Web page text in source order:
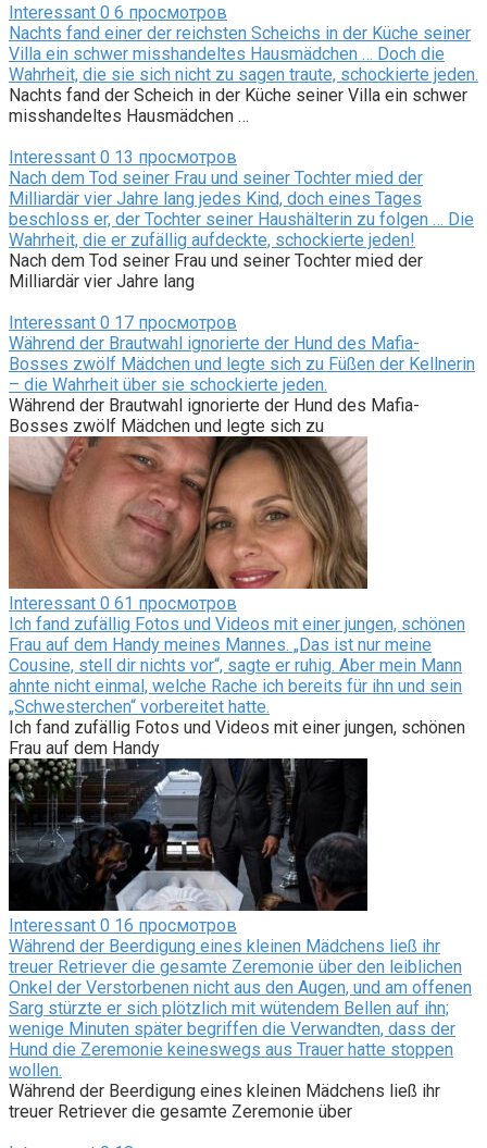
Interessant 0 6 просмотров
Nachts fand einer der reichsten Scheichs in der Küche seiner
Villa ein schwer misshandeltes Hausmädchen … Doch die
Wahrheit, die sie sich nicht zu sagen traute, schockierte jeden.
Nachts fand der Scheich in der Küche seiner Villa ein schwer
misshandeltes Hausmädchen …
Interessant 0 13 просмотров
Nach dem Tod seiner Frau und seiner Tochter mied der
Milliardär vier Jahre lang jedes Kind, doch eines Tages
beschloss er, der Tochter seiner Haushälterin zu folgen … Die
Wahrheit, die er zufällig aufdeckte, schockierte jeden!
Nach dem Tod seiner Frau und seiner Tochter mied der
Milliardär vier Jahre lang
Interessant 0 17 просмотров
Während der Brautwahl ignorierte der Hund des Mafia-
Bosses zwölf Mädchen und legte sich zu Füßen der Kellnerin
– die Wahrheit über sie schockierte jeden.
Während der Brautwahl ignorierte der Hund des Mafia-
Bosses zwölf Mädchen und legte sich zu
Interessant 0 61 просмотров
Ich fand zufällig Fotos und Videos mit einer jungen, schönen
Frau auf dem Handy meines Mannes. „Das ist nur meine
Cousine, stell dir nichts vor“, sagte er ruhig. Aber mein Mann
ahnte nicht einmal, welche Rache ich bereits für ihn und sein
„Schwesterchen“ vorbereitet hatte.
Ich fand zufällig Fotos und Videos mit einer jungen, schönen
Frau auf dem Handy
Interessant 0 16 просмотров
Während der Beerdigung eines kleinen Mädchens ließ ihr
treuer Retriever die gesamte Zeremonie über den leiblichen
Onkel der Verstorbenen nicht aus den Augen, und am offenen
Sarg stürzte er sich plötzlich mit wütendem Bellen auf ihn;
wenige Minuten später begriffen die Verwandten, dass der
Hund die Zeremonie keineswegs aus Trauer hatte stoppen
wollen.
Während der Beerdigung eines kleinen Mädchens ließ ihr
treuer Retriever die gesamte Zeremonie über